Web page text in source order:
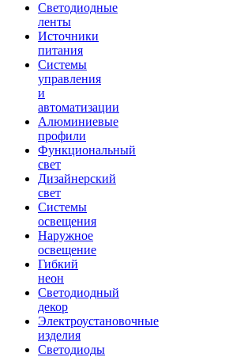
Светодиодные
ленты
Источники
питания
Системы
управления
и
автоматизации
Алюминиевые
профили
Функциональный
свет
Дизайнерский
свет
Системы
освещения
Наружное
освещение
Гибкий
неон
Светодиодный
декор
Электроустановочные
изделия
Светодиоды